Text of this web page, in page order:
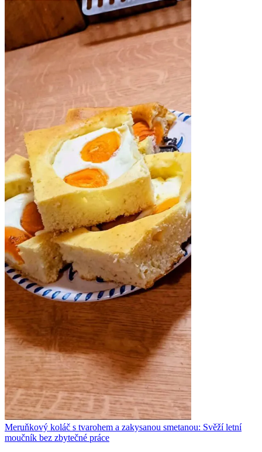
Meruňkový koláč s tvarohem a zakysanou smetanou: Svěží letní
moučník bez zbytečné práce